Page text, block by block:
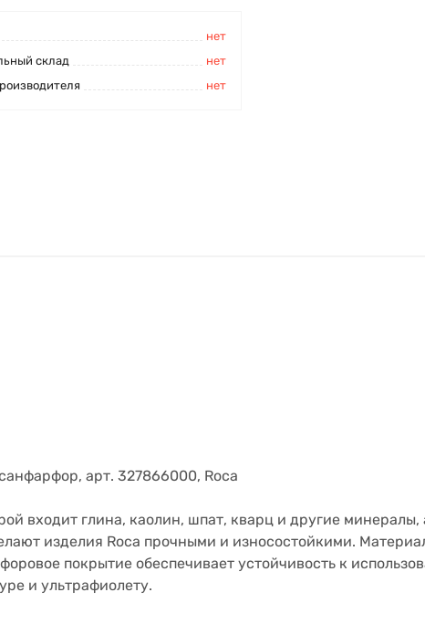
нет
склад
нет
нет
арт. 327866000, Roca
входит глина, каолин, шпат, кварц и другие минералы,
изделия Roca прочными и износостойкими.
покрытие обеспечивает устойчивость к
и ультрафиолету.